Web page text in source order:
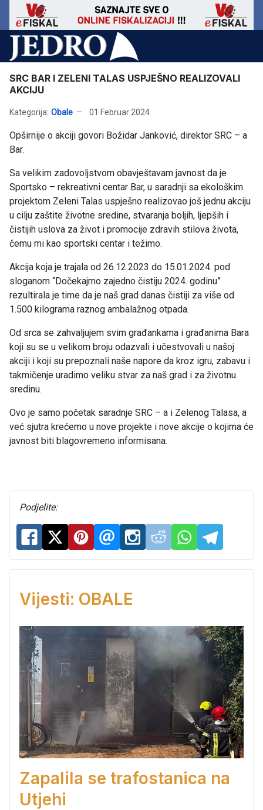
SRC BAR I ZELENI TALAS USPJEŠNO REALIZOVALI
AKCIJU
Kategorija: Obale 01 Februar 2024
Opširnije o akciji govori Božidar Janković, direktor SRC – a
Bar.
Sa velikim zadovoljstvom obavještavam javnost da je
Sportsko – rekreativni centar Bar, u saradnji sa ekološkim
projektom Zeleni Talas uspješno realizovao još jednu akciju
u cilju zaštite životne sredine, stvaranja boljih, ljepših i
čistijih uslova za život i promocije zdravih stilova života,
čemu mi kao sportski centar i težimo.
Akcija koja je trajala od 26.12.2023 do 15.01.2024. pod
sloganom “Dočekajmo zajedno čistiju 2024. godinu”
rezultirala je time da je naš grad danas čistiji za više od
1.500 kilograma raznog ambalažnog otpada.
Od srca se zahvaljujem svim građankama i građanima Bara
koji su se u velikom broju odazvali i učestvovali u našoj
akciji i koji su prepoznali naše napore da kroz igru, zabavu i
takmičenje uradimo veliku stvar za naš grad i za životnu
sredinu.
Ovo je samo početak saradnje SRC – a i Zelenog Talasa, a
već sjutra krećemo u nove projekte i nove akcije o kojima će
javnost biti blagovremeno informisana.
Podjelite:
Vijesti: OBALE
Zapalila se trafostanica na
Utjehi